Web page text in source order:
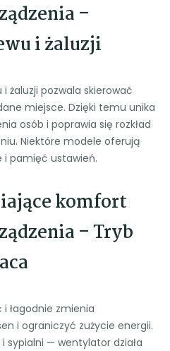
–
i żaluzji
żaluzji pozwala skierować
miejsce. Dzięki temu unika
osób i poprawia się rozkład
Niektóre modele oferują
pamięć ustawień.
komfort
– Tryb
i łagodnie zmienia
i ograniczyć zużycie energii.
sypialni — wentylator działa